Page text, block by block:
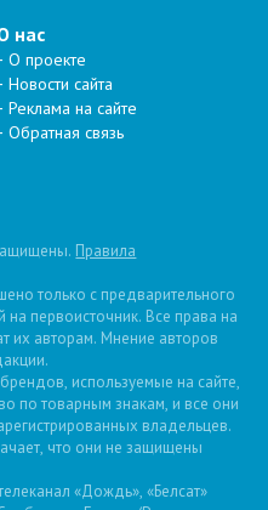
нас
О проекте
Новости сайта
Реклама на сайте
Обратная связь
Правила
только с предварительного
на первоисточник. Все права на
их авторам. Мнение авторов
используемые на сайте,
по товарным знакам, и все они
владельцев.
что они не защищены
«Дождь», «Белсат»